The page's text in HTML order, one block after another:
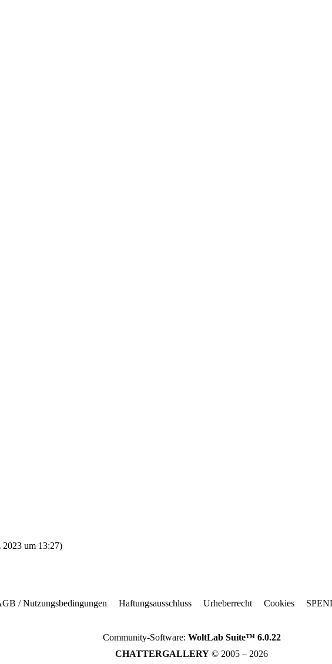
2023 um 13:27)
/ Nutzungsbedingungen Haftungsausschluss Urheberrecht Cookies
Community-Software: WoltLab Suite™ 6.0.22
CHATTERGALLERY © 2005 – 2026